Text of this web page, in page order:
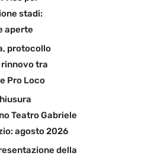
stadi:
aperte
protocollo
rinnovo tra
Pro Loco
Teatro Gabriele
agosto 2026
della